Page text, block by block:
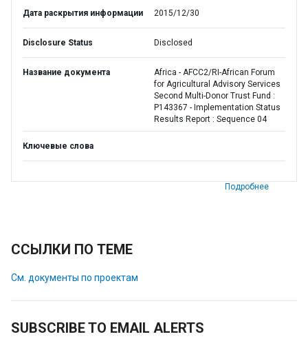
Дата раскрытия информации 2015/12/30
Disclosure Status Disclosed
Название документа
Africa - AFCC2/RI-African Forum
for Agricultural Advisory Services
Second Multi-Donor Trust Fund :
P143367 - Implementation Status
Results Report : Sequence 04
Ключевые слова
Подробнее
ССЫЛКИ ПО ТЕМЕ
См. документы по проектам
SUBSCRIBE TO EMAIL ALERTS